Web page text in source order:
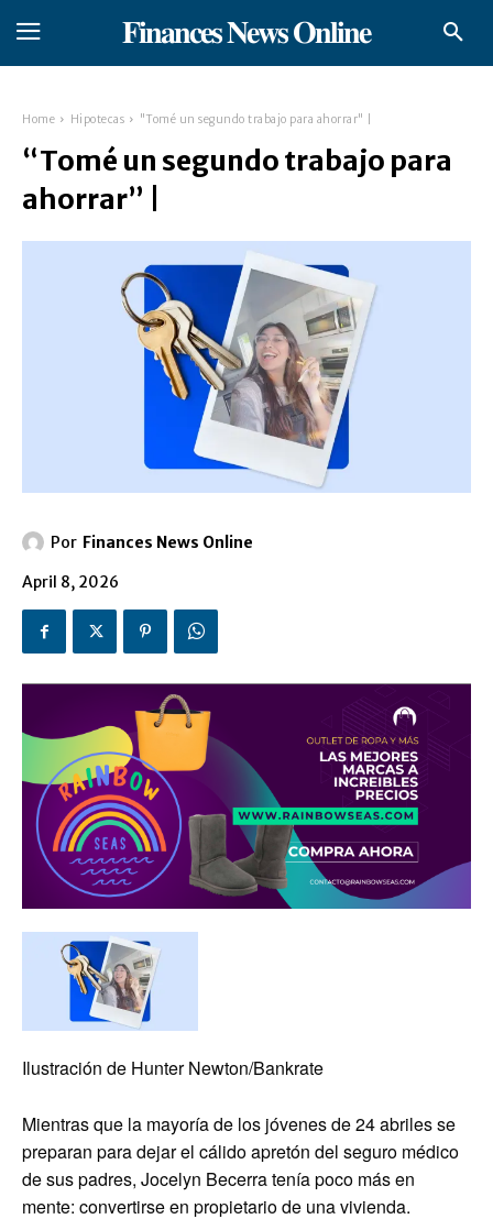
𝐅𝐢𝐧𝐚𝐧𝐜𝐞𝐬 𝐍𝐞𝐰𝐬 𝐎𝐧𝐥𝐢𝐧𝐞
Home Hipotecas "Tomé un segundo trabajo para ahorrar" |
“Tomé un segundo trabajo para
ahorrar” |
Por Finances News Online
April 8, 2026
Ilustración de Hunter Newton/Bankrate
Mientras que la mayoría de los jóvenes de 24 abriles se
preparan para dejar el cálido apretón del seguro médico
de sus padres, Jocelyn Becerra tenía poco más en
mente: convertirse en propietario de una vivienda.